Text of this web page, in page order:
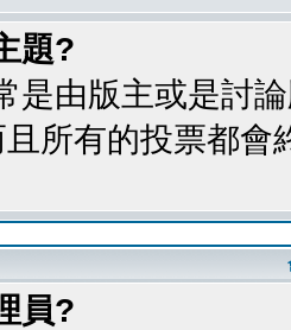
題?
是由版主或是討
所有的投票都
員?